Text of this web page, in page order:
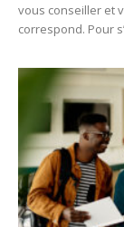
vous conseiller et
correspond. Pour